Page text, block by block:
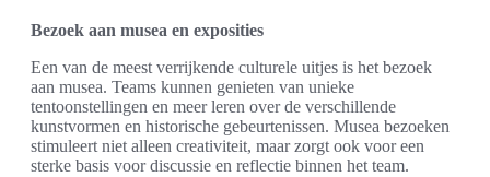
Bezoek aan musea en exposities
Een van de meest verrijkende culturele uitjes is het bezoek
aan musea. Teams kunnen genieten van unieke
tentoonstellingen en meer leren over de verschillende
kunstvormen en historische gebeurtenissen. Musea bezoeken
stimuleert niet alleen creativiteit, maar zorgt ook voor een
sterke basis voor discussie en reflectie binnen het team.